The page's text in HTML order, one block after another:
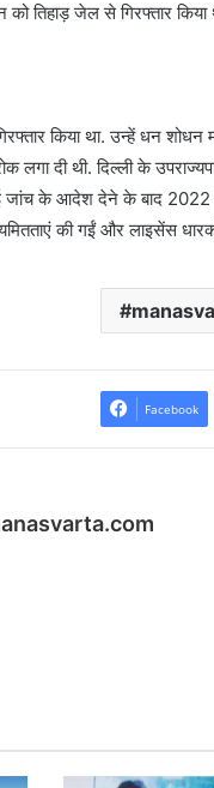
तिहाड़ जेल से गिरफ्तार किया
किया था. उन्हें धन
दी थी. दिल्ली के
जांच के आदेश देने के बाद 2022
की गईं और लाइसेंस
Facebook